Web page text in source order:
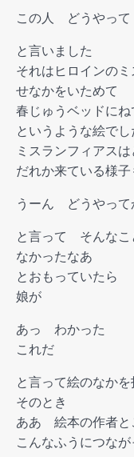
この人 どうやって
と言いました
それはヒロインの
せなかをいためて
春じゅうベッドに
というような絵でし
ミスランフィアス
だれか来ている様
うーん どうやって
と言って そんなこ
なかったなあ
とおもっていたら
娘が
あっ わかった
これだ
と言って絵のなか
そのとき
ああ 絵本の作者と
こんなふうにつな